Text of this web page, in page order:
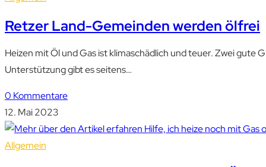
Retzer Land-Gemeinden werden ölfrei
Heizen mit Öl und Gas ist klimaschädlich und teuer. Zwei
Unterstützung gibt es seitens…
0 Kommentare
12. Mai 2023
Allgemein